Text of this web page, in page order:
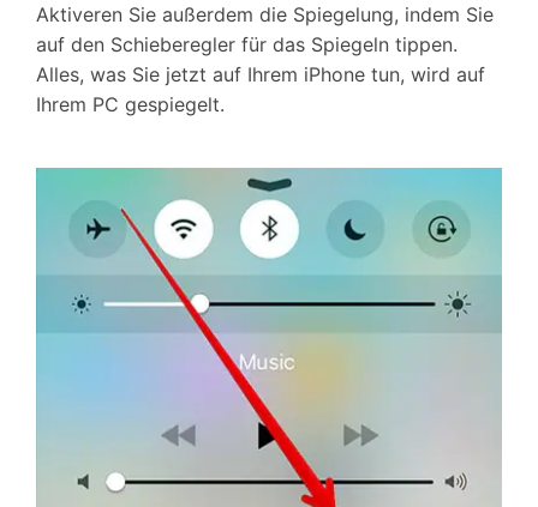
Aktiveren Sie außerdem die Spiegelung, indem Sie
auf den Schieberegler für das Spiegeln tippen.
Alles, was Sie jetzt auf Ihrem iPhone tun, wird auf
Ihrem PC gespiegelt.